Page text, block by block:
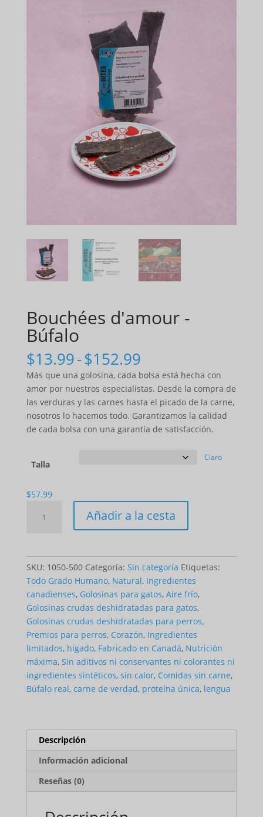
Bouchées d'amour -
Búfalo
$13.99-$152.99Gama
de
precios:
$13.99
a
$152.99
Más que una golosina, cada bolsa está hecha con
amor por nuestros especialistas. Desde la compra de
las verduras y las carnes hasta el picado de la carne,
nosotros lo hacemos todo. Garantizamos la calidad
de cada bolsa con una garantía de satisfacción.
Talla
Claro
$57.99
Bouchées
Añadir a la cesta
SKU: 1050-500 Categoría: Sin categoría Etiquetas:
Todo Grado Humano, Natural, Ingredientes
canadienses, Golosinas para gatos, Aire frío,
Golosinas crudas deshidratadas para gatos,
Golosinas crudas deshidratadas para perros,
Premios para perros, Corazón, Ingredientes
limitados, hígado, Fabricado en Canadá, Nutrición
máxima, Sin aditivos ni conservantes ni colorantes ni
ingredientes sintéticos, sin calor, Comidas sin carne,
Búfalo real, carne de verdad, proteína única, lengua
Descripción
Información adicional
Reseñas (0)